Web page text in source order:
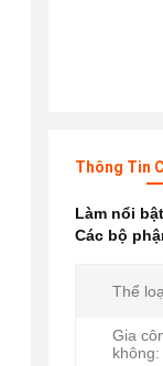
Thông Tin
Làm nổi
Các bộ
Thể
Gia
không: